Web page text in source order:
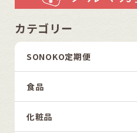
カテゴリー
SONOKO定期便
食品
化粧品